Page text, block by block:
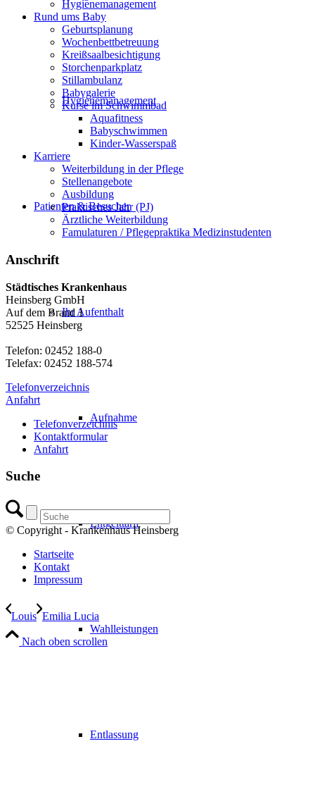
Hygienemanagement
Patienten & Besucher
Ihr Aufenthalt
Aufnahme
Entgelttarif
Wahlleistungen
Entlassung
Hygienemanagement
Rund ums Baby
Geburtsplanung
Wochenbettbetreuung
Kreißsaalbesichtigung
Storchenparkplatz
Stillambulanz
Babygalerie
Kurse im Schwimmbad
Aquafitness
Babyschwimmen
Kinder-Wasserspaß
Karriere
Weiterbildung in der Pflege
Stellenangebote
Ausbildung
Praktisches Jahr (PJ)
Ärztliche Weiterbildung
Famulaturen / Pflegepraktika Medizinstudenten
Anschrift
Städtisches Krankenhaus
Heinsberg GmbH
Auf dem Brand 1
52525 Heinsberg
Telefon: 02452 188-0
Telefax: 02452 188-574
Telefonverzeichnis
Anfahrt
Telefonverzeichnis
Kontaktformular
Anfahrt
Suche
© Copyright - Krankenhaus Heinsberg
Startseite
Kontakt
Impressum
Louis Emilia Lucia
Nach oben scrollen